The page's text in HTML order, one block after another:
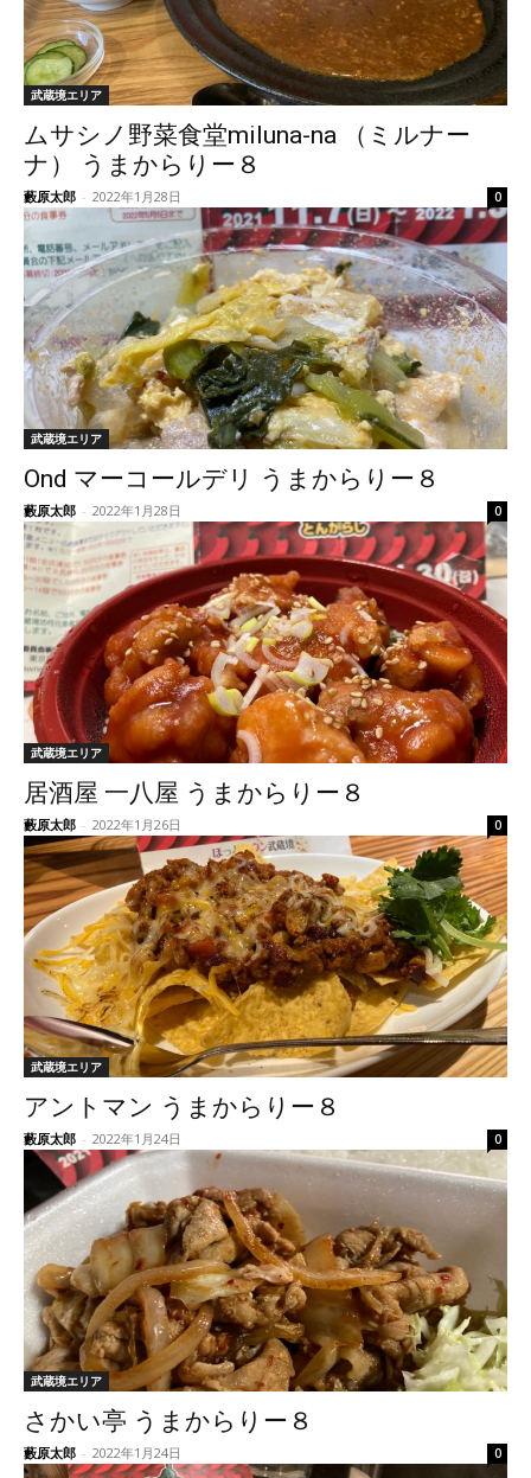
武蔵境エリア
ムサシノ野菜食堂miluna-na （ミルナー
ナ） うまからりー８
藪原太郎 - 2022年1月28日 0
武蔵境エリア
Ond マーコールデリ うまからりー８
藪原太郎 - 2022年1月28日 0
武蔵境エリア
居酒屋 一八屋 うまからりー８
藪原太郎 - 2022年1月26日 0
武蔵境エリア
アントマン うまからりー８
藪原太郎 - 2022年1月24日 0
武蔵境エリア
さかい亭 うまからりー８
藪原太郎 - 2022年1月24日 0